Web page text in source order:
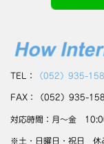
TEL： （052）935-
FAX：（052）935-
対応時間：月～金
※土・日曜日・祝日 休